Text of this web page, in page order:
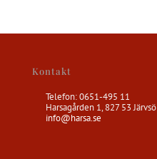
Kontakt
Telefon: 0651-495 11
Harsagården 1, 827 53 Järvsö
info@harsa.se